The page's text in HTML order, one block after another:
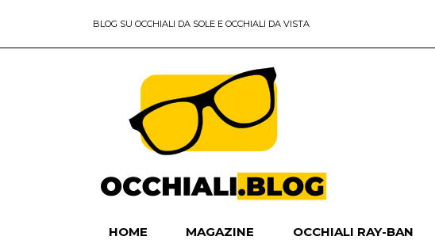
BLOG SU OCCHIALI DA SOLE E OCCHIALI DA VISTA
HOME MAGAZINE OCCHIALI RAY-BAN